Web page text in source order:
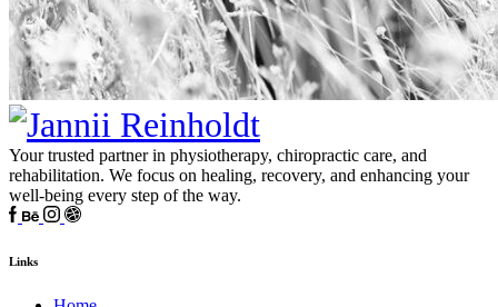
Your trusted partner in physiotherapy, chiropractic care, and
rehabilitation. We focus on healing, recovery, and enhancing your
well-being every step of the way.
Links